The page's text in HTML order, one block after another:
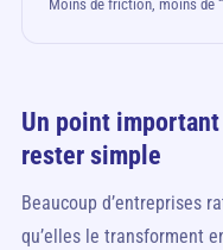
Moins de friction, moins de
Un point
rester simple
Beaucoup d’entreprises
qu’elles le transforment